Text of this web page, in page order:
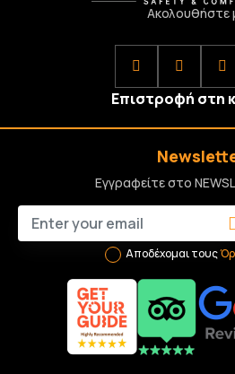
Ακολουθήστε
Επιστροφή στη
Εγγραφείτε στο
Αποδέχομαι τους